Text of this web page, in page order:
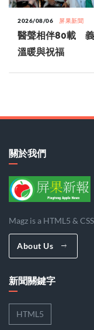
2026/08/06 屏果新聞
醫聲相伴80載
溫暖與祝福
關於我們
Magz is a HTML5 &
About Us
新聞關鍵字
HTML5